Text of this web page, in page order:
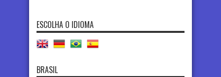
ESCOLHA O IDIOMA
BRASIL